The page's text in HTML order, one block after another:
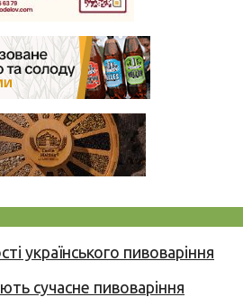
українського пивоваріння
сучасне пивоваріння